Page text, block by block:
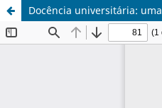
Docência universitária: